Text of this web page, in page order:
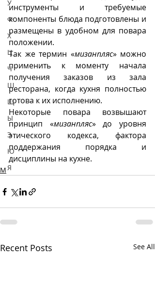
У
Ф
Х
Ц
Ч
Ш
Щ
Ы
Э
Ю
Я
инструменты и требуемые
компоненты блюда подготовлены и
размещены в удобном для повара
положении.
Так же термин «мизанпляс» можно
применить к моменту начала
получения заказов из зала
ресторана, когда кухня полностью
готова к их исполнению.
Некоторые повара возвышают
принцип «мизанпляс» до уровня
этического кодекса, фактора
поддержания порядка и
дисциплины на кухне.
М
Recent Posts See All